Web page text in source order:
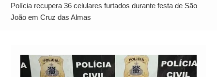
Neymar Chama Santos de “Esquisito” após
Vazamentos e Expõe Dívida de R$ 80 Milhões
Polícia recupera 36 celulares furtados durante festa de São
João em Cruz das Almas